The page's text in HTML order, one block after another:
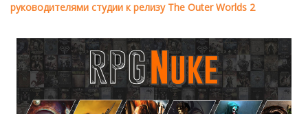
руководителями студии к релизу The Outer Worlds 2